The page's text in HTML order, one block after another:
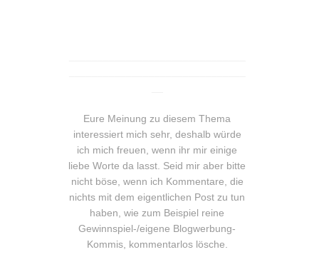
Eure Meinung zu diesem Thema
interessiert mich sehr, deshalb würde
ich mich freuen, wenn ihr mir einige
liebe Worte da lasst. Seid mir aber bitte
nicht böse, wenn ich Kommentare, die
nichts mit dem eigentlichen Post zu tun
haben, wie zum Beispiel reine
Gewinnspiel-/eigene Blogwerbung-
Kommis, kommentarlos lösche.